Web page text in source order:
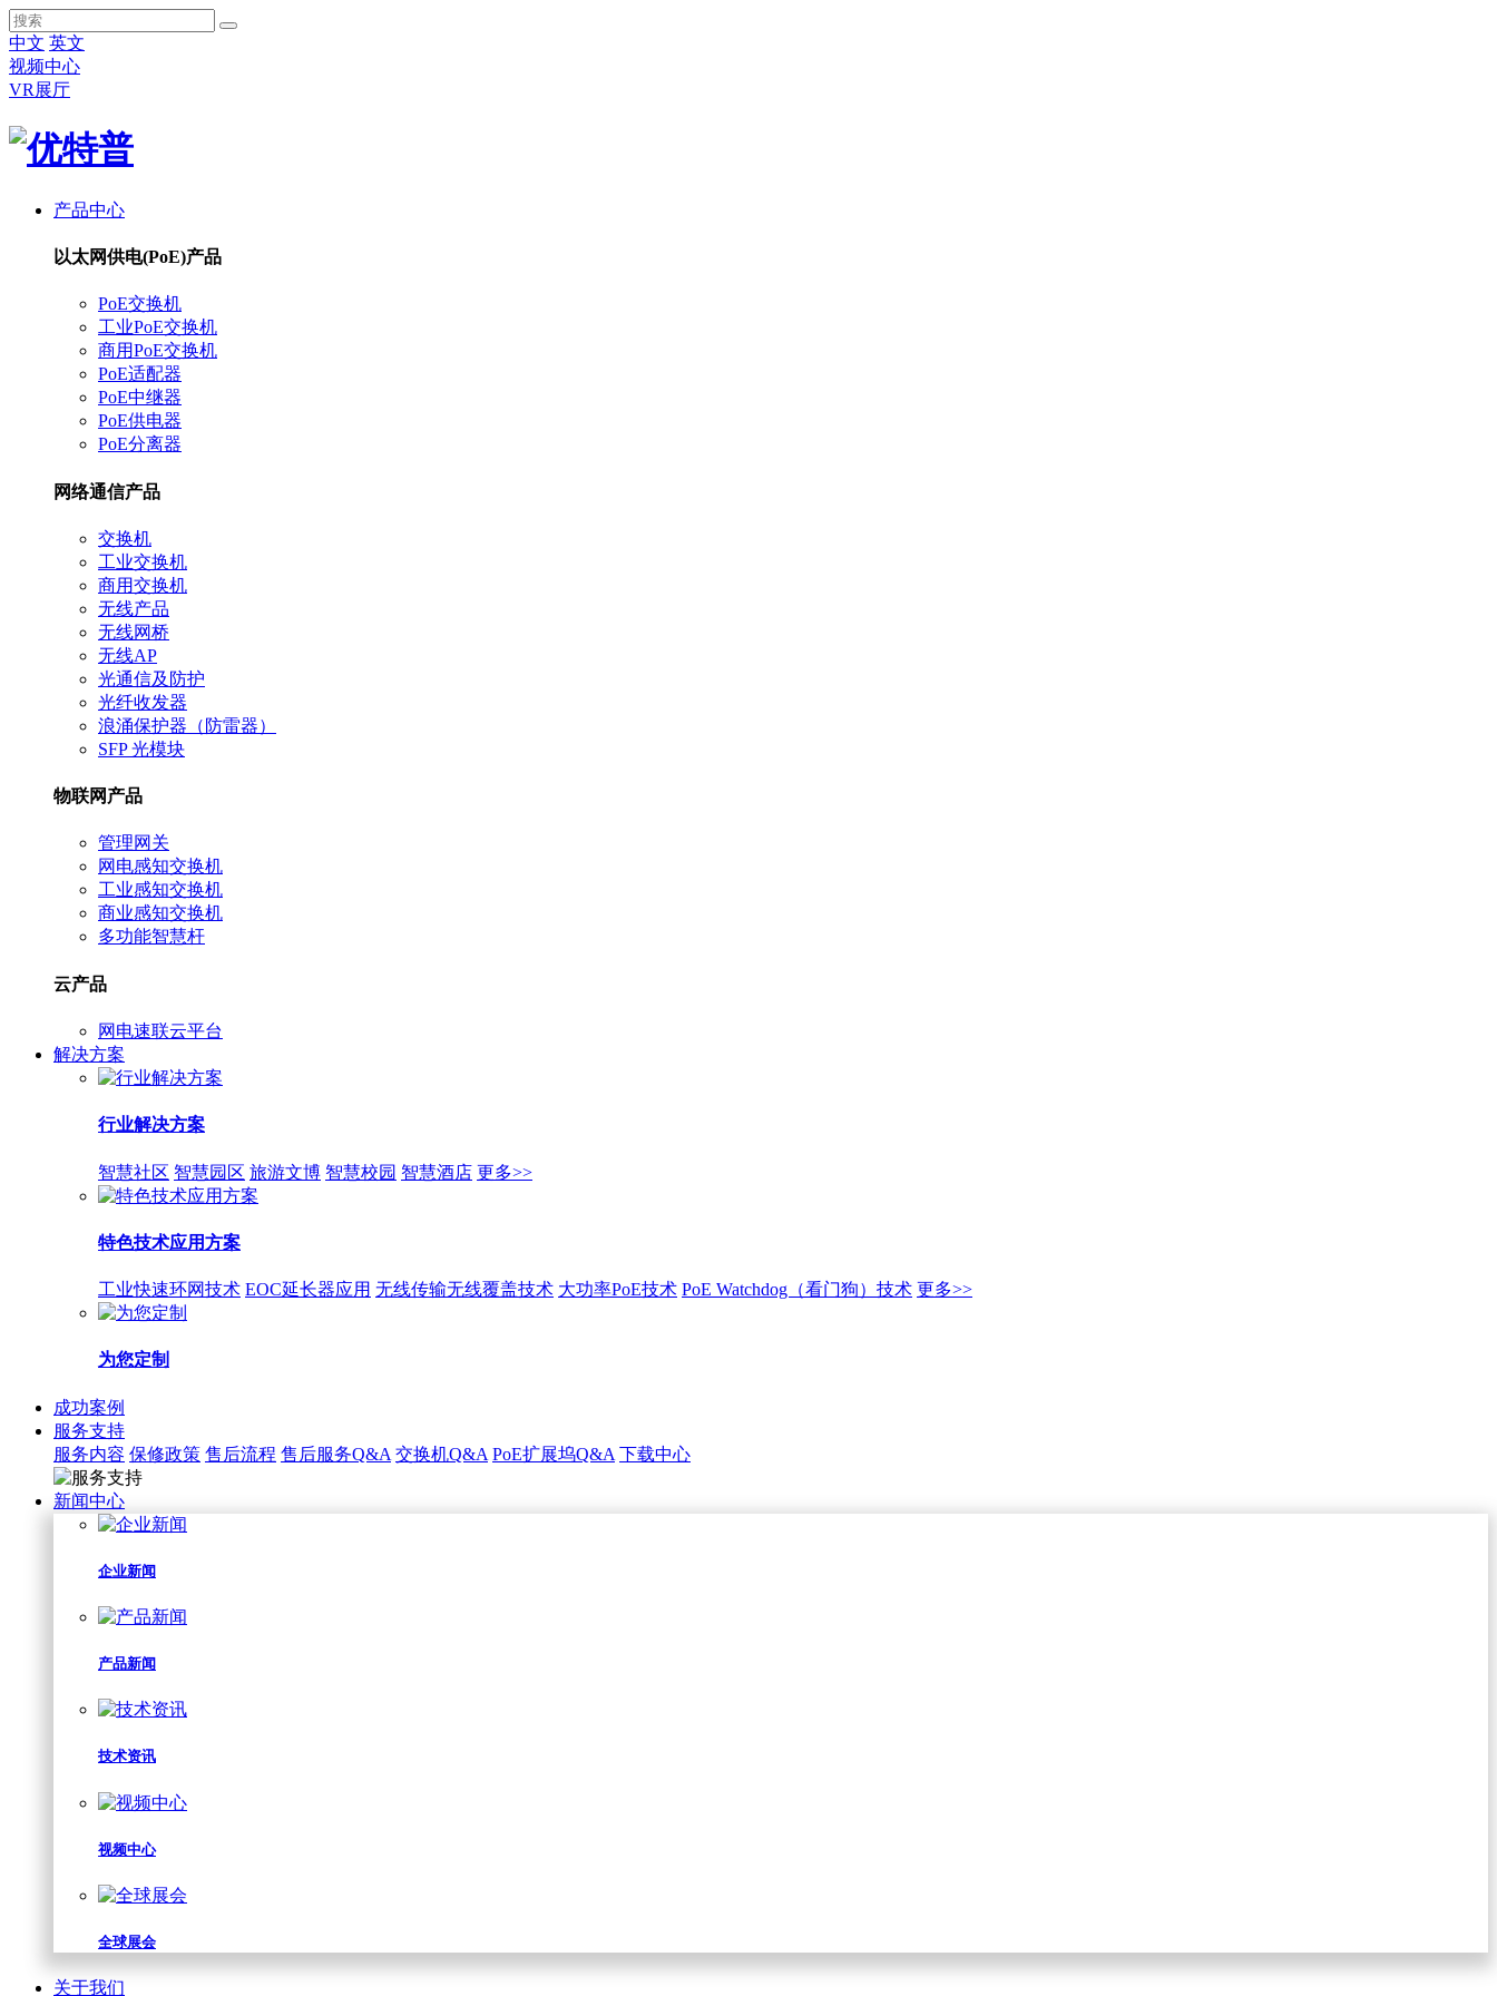
中文 英文
视频中心
VR展厅
产品中心
以太网供电(PoE)产品
PoE交换机
工业PoE交换机
商用PoE交换机
PoE适配器
PoE中继器
PoE供电器
PoE分离器
网络通信产品
交换机
工业交换机
商用交换机
无线产品
无线网桥
无线AP
光通信及防护
光纤收发器
浪涌保护器（防雷器）
SFP 光模块
物联网产品
管理网关
网电感知交换机
工业感知交换机
商业感知交换机
多功能智慧杆
云产品
网电速联云平台
解决方案
行业解决方案
智慧社区 智慧园区 旅游文博 智慧校园 智慧酒店 更多>>
特色技术应用方案
工业快速环网技术 EOC延长器应用 无线传输无线覆盖技术 大功率PoE技术 PoE Watchdog（看门狗）技术 更多>>
为您定制
成功案例
服务支持
服务内容 保修政策 售后流程 售后服务Q&A 交换机Q&A PoE扩展坞Q&A 下载中心
新闻中心
企业新闻
产品新闻
技术资讯
视频中心
全球展会
关于我们